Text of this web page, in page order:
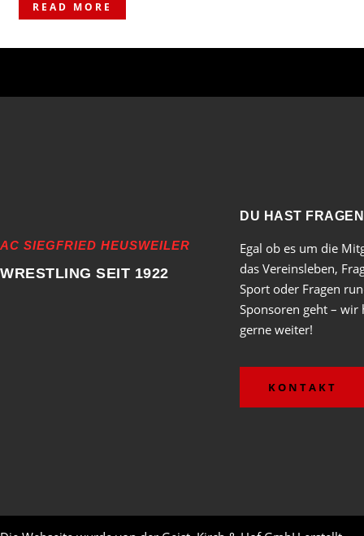
READ MORE
AC SIEGFRIED HEUSWEILER
WRESTLING SEIT 1922
DU HAST
Egal ob es um die
das Vereinsleben,
Sport oder Fragen
Sponsoren geht – wir
gerne weiter!
KONTAKT